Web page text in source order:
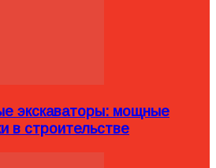
экскаваторы: мощные
в строительстве